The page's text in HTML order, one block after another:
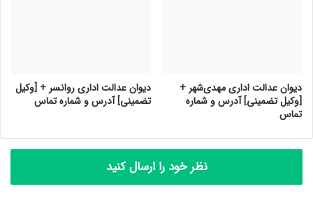
دیوان عدالت اداری مهدی‌شهر +
[وکیل تضمینی] آدرس و شماره
تماس
دیوان عدالت اداری روانسر + [وکیل
تضمینی] آدرس و شماره تماس
نظر خود را ارسال کنید